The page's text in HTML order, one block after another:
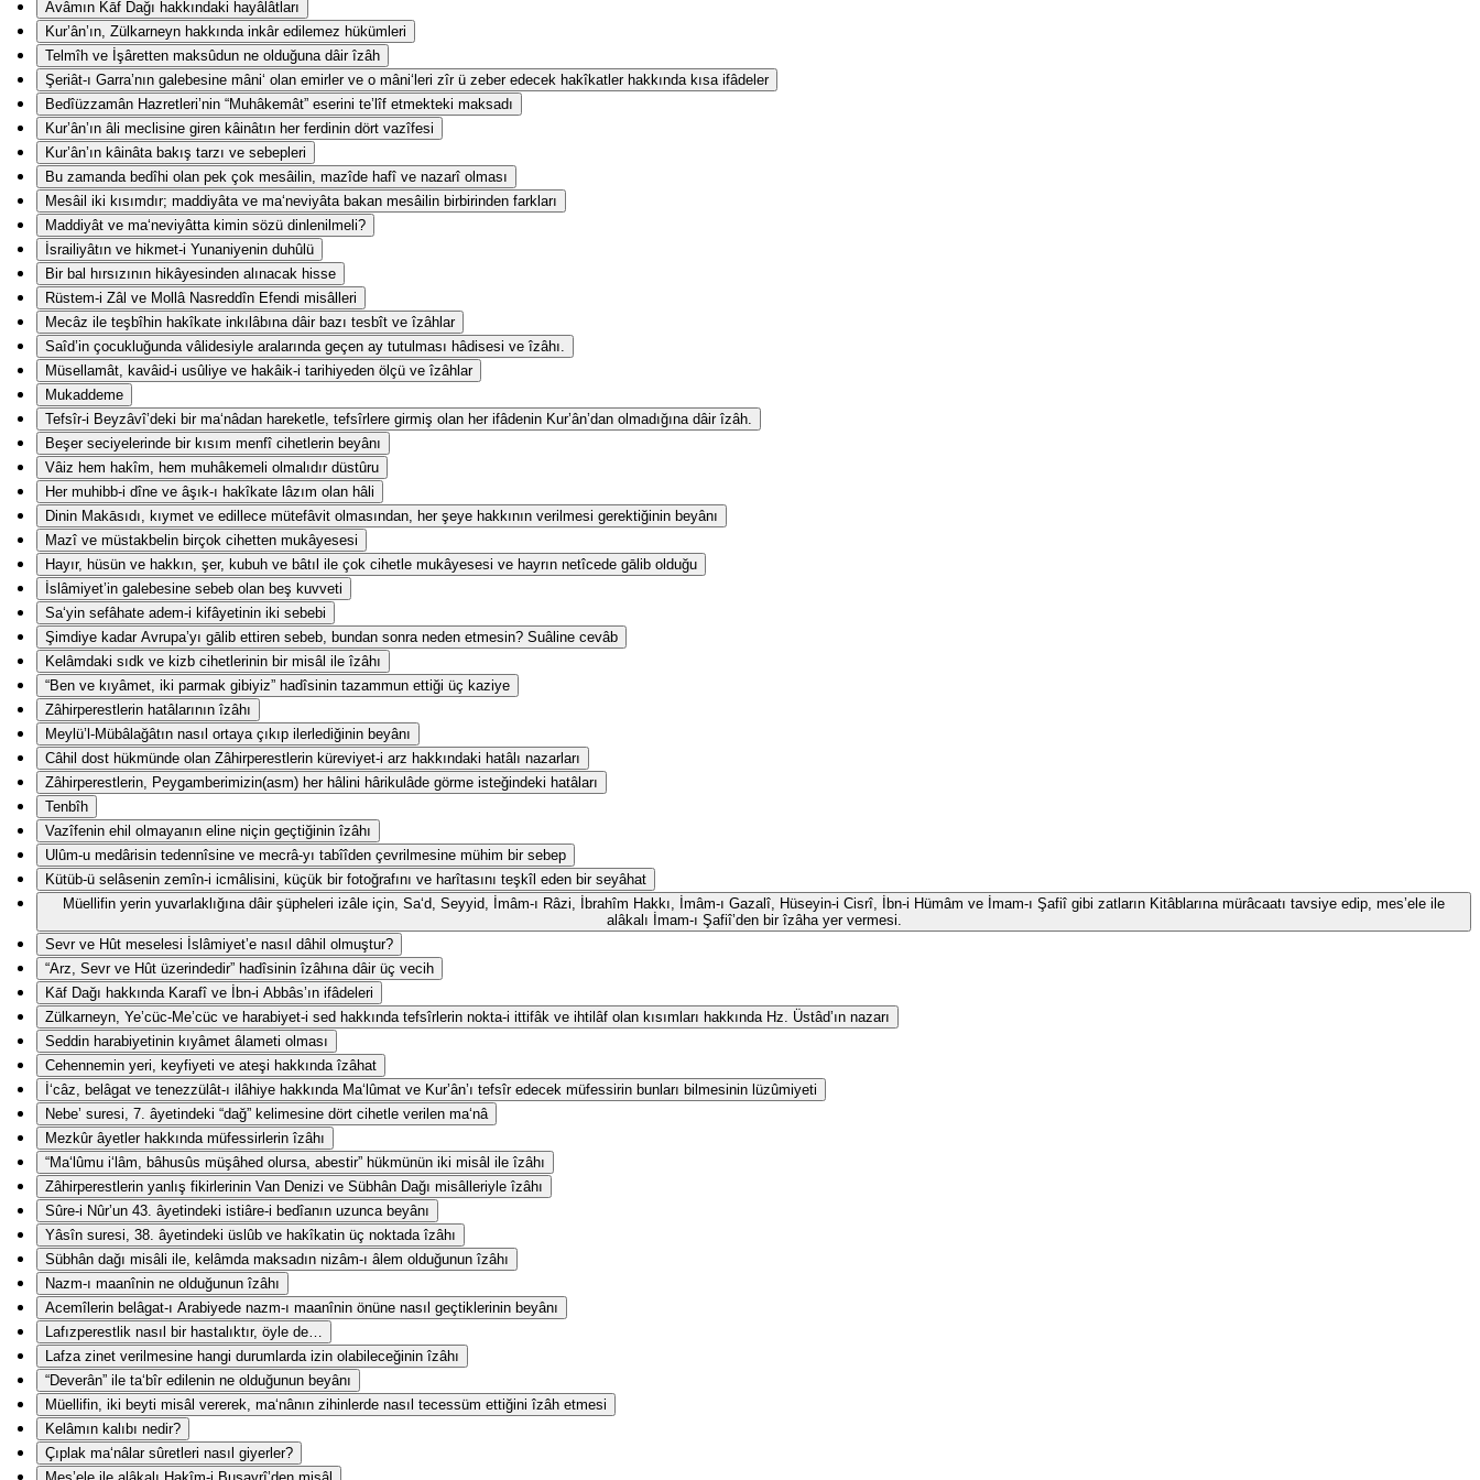
Avâmın Kāf Dağı hakkındaki hayâlâtları
Kur’ân’ın, Zülkarneyn hakkında inkâr edilemez hükümleri
Telmîh ve İşâretten maksûdun ne olduğuna dâir îzâh
Şeriât-ı Garra’nın galebesine mâni‘ olan emirler ve o mâni‘leri zîr ü zeber edecek hakîkatler hakkında kısa ifâdeler
Bedîüzzamân Hazretleri’nin “Muhâkemât” eserini te’lîf etmekteki maksadı
Kur’ân’ın âli meclisine giren kâinâtın her ferdinin dört vazîfesi
Kur’ân’ın kâinâta bakış tarzı ve sebepleri
Bu zamanda bedîhi olan pek çok mesâilin, mazîde hafî ve nazarî olması
Mesâil iki kısımdır; maddiyâta ve ma‘neviyâta bakan mesâilin birbirinden farkları
Maddiyât ve ma‘neviyâtta kimin sözü dinlenilmeli?
İsrailiyâtın ve hikmet-i Yunaniyenin duhûlü
Bir bal hırsızının hikâyesinden alınacak hisse
Rüstem-i Zâl ve Mollâ Nasreddîn Efendi misâlleri
Mecâz ile teşbîhin hakîkate inkılâbına dâir bazı tesbît ve îzâhlar
Saîd’in çocukluğunda vâlidesiyle aralarında geçen ay tutulması hâdisesi ve îzâhı.
Müsellamât, kavâid-i usûliye ve hakâik-i tarihiyeden ölçü ve îzâhlar
Mukaddeme
Tefsîr-i Beyzâvî’deki bir ma‘nâdan hareketle, tefsîrlere girmiş olan her ifâdenin Kur’ân’dan olmadığına dâir îzâh.
Beşer seciyelerinde bir kısım menfî cihetlerin beyânı
Vâiz hem hakîm, hem muhâkemeli olmalıdır düstûru
Her muhibb-i dîne ve âşık-ı hakîkate lâzım olan hâli
Dinin Makāsıdı, kıymet ve edillece mütefâvit olmasından, her şeye hakkının verilmesi gerektiğinin beyânı
Mazî ve müstakbelin birçok cihetten mukâyesesi
Hayır, hüsün ve hakkın, şer, kubuh ve bâtıl ile çok cihetle mukâyesesi ve hayrın netîcede gālib olduğu
İslâmiyet’in galebesine sebeb olan beş kuvveti
Sa‘yin sefâhate adem-i kifâyetinin iki sebebi
Şimdiye kadar Avrupa’yı gālib ettiren sebeb, bundan sonra neden etmesin? Suâline cevâb
Kelâmdaki sıdk ve kizb cihetlerinin bir misâl ile îzâhı
“Ben ve kıyâmet, iki parmak gibiyiz” hadîsinin tazammun ettiği üç kaziye
Zâhirperestlerin hatâlarının îzâhı
Meylü’l-Mübâlağâtın nasıl ortaya çıkıp ilerlediğinin beyânı
Câhil dost hükmünde olan Zâhirperestlerin küreviyet-i arz hakkındaki hatâlı nazarları
Zâhirperestlerin, Peygamberimizin(asm) her hâlini hârikulâde görme isteğindeki hatâları
Tenbîh
Vazîfenin ehil olmayanın eline niçin geçtiğinin îzâhı
Ulûm-u medârisin tedennîsine ve mecrâ-yı tabîîden çevrilmesine mühim bir sebep
Kütüb-ü selâsenin zemîn-i icmâlisini, küçük bir fotoğrafını ve harîtasını teşkîl eden bir seyâhat
Müellifin yerin yuvarlaklığına dâir şüpheleri izâle için, Sa‘d, Seyyid, İmâm-ı Râzi, İbrahîm Hakkı, İmâm-ı Gazalî, Hüseyin-i Cisrî, İbn-i Hümâm ve İmam-ı Şafiî gibi zatların Kitâblarına mürâcaatı tavsiye edip, mes’ele ile
alâkalı İmam-ı Şafiî’den bir îzâha yer vermesi.
Sevr ve Hût meselesi İslâmiyet’e nasıl dâhil olmuştur?
“Arz, Sevr ve Hût üzerindedir” hadîsinin îzâhına dâir üç vecih
Kāf Dağı hakkında Karafî ve İbn-i Abbâs’ın ifâdeleri
Zülkarneyn, Ye’cüc-Me’cüc ve harabiyet-i sed hakkında tefsîrlerin nokta-i ittifâk ve ihtilâf olan kısımları hakkında Hz. Üstâd’ın nazarı
Seddin harabiyetinin kıyâmet âlameti olması
Cehennemin yeri, keyfiyeti ve ateşi hakkında îzâhat
İ‘câz, belâgat ve tenezzülât-ı ilâhiye hakkında Ma‘lûmat ve Kur’ân’ı tefsîr edecek müfessirin bunları bilmesinin lüzûmiyeti
Nebe’ suresi, 7. âyetindeki “dağ” kelimesine dört cihetle verilen ma‘nâ
Mezkûr âyetler hakkında müfessirlerin îzâhı
“Ma‘lûmu i‘lâm, bâhusûs müşâhed olursa, abestir” hükmünün iki misâl ile îzâhı
Zâhirperestlerin yanlış fikirlerinin Van Denizi ve Sübhân Dağı misâlleriyle îzâhı
Sûre-i Nûr’un 43. âyetindeki istiâre-i bedîanın uzunca beyânı
Yâsîn suresi, 38. âyetindeki üslûb ve hakîkatin üç noktada îzâhı
Sübhân dağı misâli ile, kelâmda maksadın nizâm-ı âlem olduğunun îzâhı
Nazm-ı maanînin ne olduğunun îzâhı
Acemîlerin belâgat-ı Arabiyede nazm-ı maanînin önüne nasıl geçtiklerinin beyânı
Lafızperestlik nasıl bir hastalıktır, öyle de…
Lafza zinet verilmesine hangi durumlarda izin olabileceğinin îzâhı
“Deverân” ile ta‘bîr edilenin ne olduğunun beyânı
Müellifin, iki beyti misâl vererek, ma‘nânın zihinlerde nasıl tecessüm ettiğini îzâh etmesi
Kelâmın kalıbı nedir?
Çıplak ma‘nâlar sûretleri nasıl giyerler?